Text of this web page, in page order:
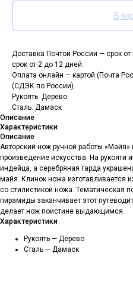
В
Доставка Почтой России — срок
срок от 2 до 12 дней.
Оплата онлайн — картой (Почта
(СДЭК по России).
Рукоять: Дерево
Сталь: Дамаск
Описание
Характеристики
Описание
Авторский нож ручной работы
произведение искусства. На рукояти
индейца, а серебряная гарда
майя. Клинок ножа изготавливается
со стилистикой ножа. Тематическая
пирамиды заканчивает этот
делает нож поистине выдающимся.
Характеристики
Рукоять — Дерево
Сталь — Дамаск